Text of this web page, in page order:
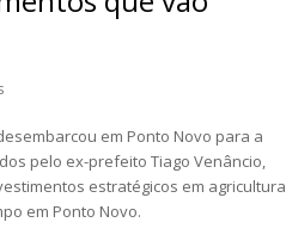
em Ponto Novo para a
pelo ex-prefeito Tiago Venâncio,
estratégicos em agricultura
em Ponto Novo.